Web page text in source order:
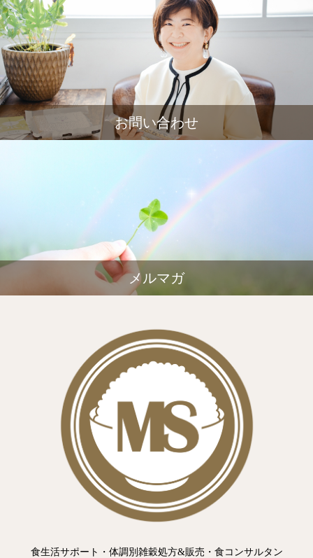
お問い合わせ
メルマガ
食生活サポート・体調別雑穀処方&販売・食コンサルタン